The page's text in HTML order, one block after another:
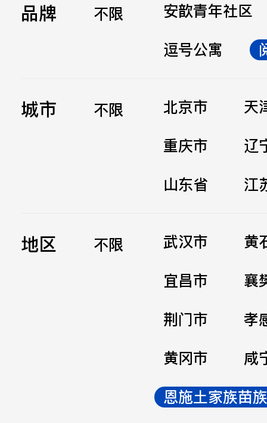
品牌 不限
安歆青年社区
逗号公寓
城市 不限 北京市
天
重庆市
辽
山东省
江
地区 不限 武汉市
黄
宜昌市
襄
荆门市
孝
黄冈市
咸
恩施土家族苗
立即提交